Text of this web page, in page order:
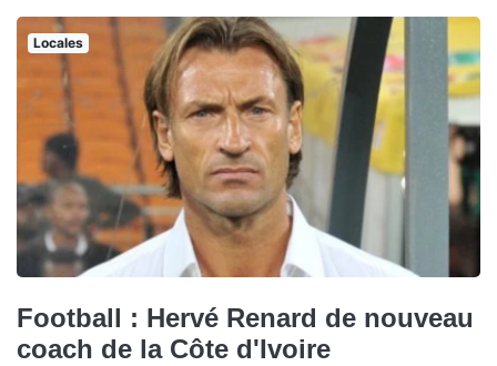
Locales
Football : Hervé Renard de nouveau
coach de la Côte d'Ivoire